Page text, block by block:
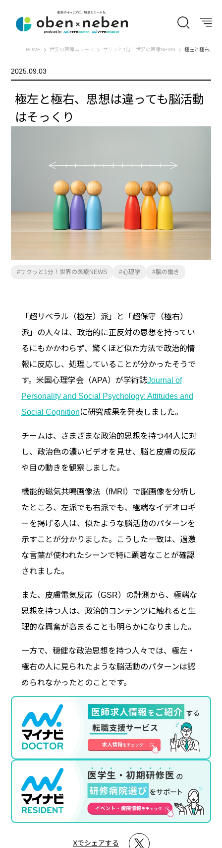
HOME オーベン×ネーベン
世界の医療ニュース サクッと1分！世界の医療NEWS 極左と極右、思
2025.09.03
極左と極右、思想は違っても脳活動
はそっくり
サクッと1分！世界の医療NEWS 心理学 脳の働き
「超リベラル（極左）派」と「超保守（極右）
派」の人々は、政治的に正反対の思想を持ってい
るにもかかわらず、驚くほど似た方法で政治的情
報に反応し、処理していることが分かったそうで
す。米国心理学会（APA）が学術誌Journal of
Personality and Social Psychology: Attitudes and
Social Cognitionに研究成果を発表しました。
チームは、さまざまな政治的思想を持つ44人に対
し、政治色の濃いビデオを見せ、脳と皮膚の反応
や目の動きを観察しました。
機能的磁気共鳴画像法（fMRI）で脳画像を分析し
たところ、左派でも右派でも、極端なイデオロギ
ーを掲げる人は、似たような脳活動のパターンを
示すことが分かりました。こうした一致は、過激
な言葉が使われたシーンで特に顕著なことが確認
されました。
また、皮膚電気反応（GSR）の計測から、極端な
思想を持つ人は、政治的コンテンツに触れると生
理的な興奮が高まることも明らかになりました。
一方で、穏健な政治思想を持つ人々では、極左・
極右の人に見られたような脳活動のパターンは認
められなかったとのことです。
Xでシェアする